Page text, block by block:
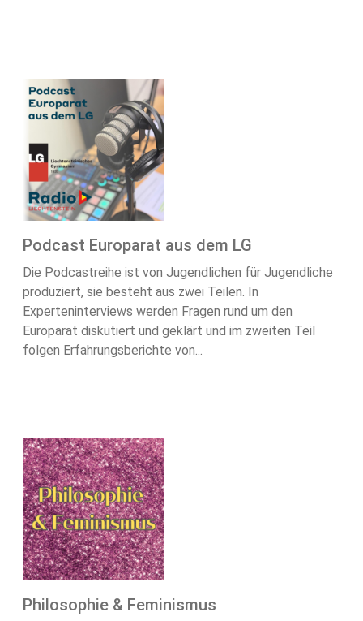
Podcast Europarat aus dem LG
Die Podcastreihe ist von Jugendlichen für Jugendliche
produziert, sie besteht aus zwei Teilen. In
Experteninterviews werden Fragen rund um den
Europarat diskutiert und geklärt und im zweiten Teil
folgen Erfahrungsberichte von...
Philosophie & Feminismus